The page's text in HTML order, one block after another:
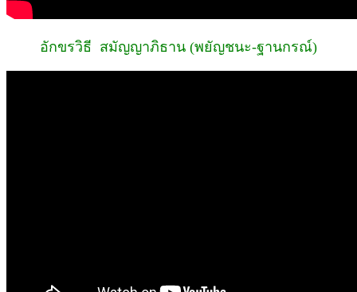
อักขรวิธี สมัญญาภิธาน (พยัญชนะ-ฐานกรณ์)